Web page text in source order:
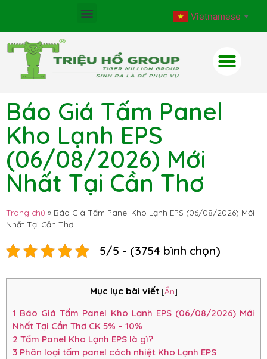
Vietnamese ▼
Báo Giá Tấm Panel
Kho Lạnh EPS
(06/08/2026) Mới
Nhất Tại Cần Thơ
Trang chủ » Báo Giá Tấm Panel Kho Lạnh EPS (06/08/2026) Mới
Nhất Tại Cần Thơ
5/5 - (3754 bình chọn)
Mục lục bài viết [Ẩn]
1 Báo Giá Tấm Panel Kho Lạnh EPS (06/08/2026) Mới
Nhất Tại Cần Thơ CK 5% – 10%
2 Tấm Panel Kho Lạnh EPS là gì?
3 Phân loại tấm panel cách nhiệt Kho Lạnh EPS